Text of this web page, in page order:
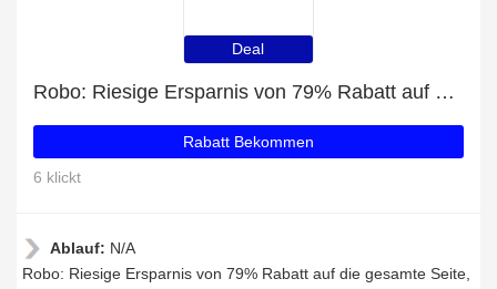
Deal
Robo: Riesige Ersparnis von 79% Rabatt auf die gesamte Seite
Rabatt Bekommen
6 klickt
Ablauf: N/A
Robo: Riesige Ersparnis von 79% Rabatt auf die gesamte Seite,